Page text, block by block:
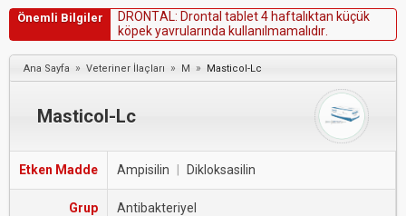
Önemli Bilgiler DRONTAL: Dronta tab et4 hafta ıktan küçük
köpekyavru arında ku anı mama ıdır
Ana Sayfa » Veteriner İlaçları » M » Masticol-Lc
Masticol-Lc
Etken Madde Ampisilin Dikloksasilin
Grup Antibakteriyel